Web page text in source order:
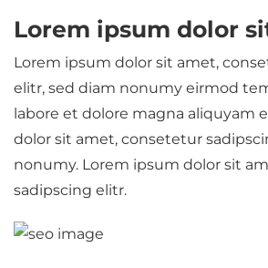
Lorem ipsum dolor
Lorem ipsum dolor sit amet,
elitr, sed diam nonumy eirmod
labore et dolore magna aliquyam
dolor sit amet, consetetur
nonumy. Lorem ipsum dolor sit
sadipscing elitr.